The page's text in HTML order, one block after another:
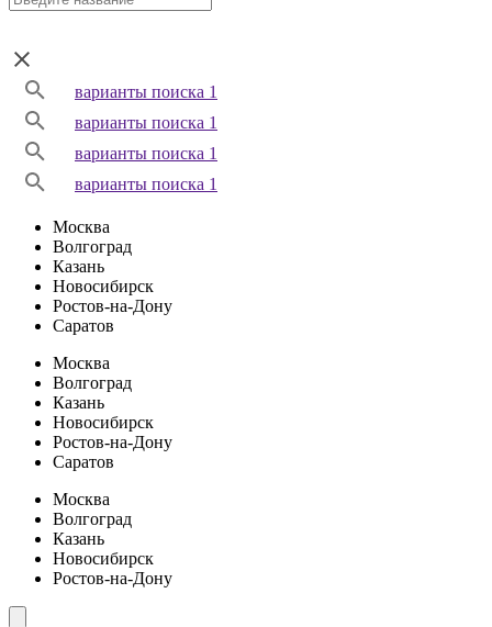
варианты поиска 1
варианты поиска 1
варианты поиска 1
варианты поиска 1
Москва
Волгоград
Казань
Новосибирск
Ростов-на-Дону
Саратов
Москва
Волгоград
Казань
Новосибирск
Ростов-на-Дону
Саратов
Москва
Волгоград
Казань
Новосибирск
Ростов-на-Дону